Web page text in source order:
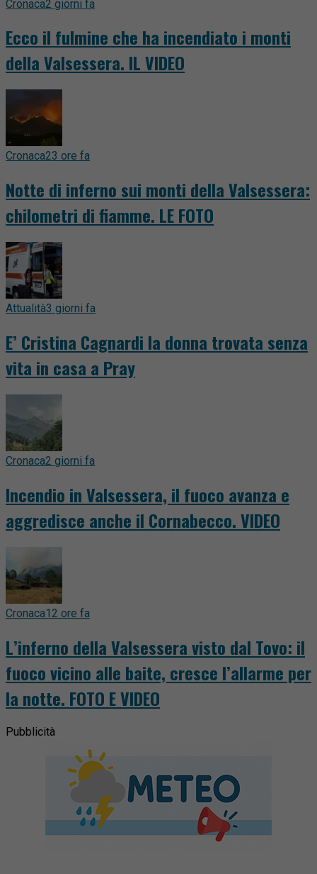
Cronaca2 giorni fa
Ecco il fulmine che ha incendiato i monti
della Valsessera. IL VIDEO
Cronaca23 ore fa
Notte di inferno sui monti della Valsessera:
chilometri di fiamme. LE FOTO
Attualità3 giorni fa
E’ Cristina Cagnardi la donna trovata senza
vita in casa a Pray
Cronaca2 giorni fa
Incendio in Valsessera, il fuoco avanza e
aggredisce anche il Cornabecco. VIDEO
Cronaca12 ore fa
L’inferno della Valsessera visto dal Tovo: il
fuoco vicino alle baite, cresce l’allarme per
la notte. FOTO E VIDEO
Pubblicità